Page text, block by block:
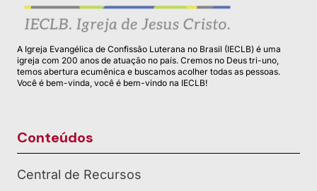
A Igreja Evangélica de Confissão Luterana no Brasil (IECLB) é uma
igreja com 200 anos de atuação no país. Cremos no Deus tri-uno,
temos abertura ecumênica e buscamos acolher todas as pessoas.
Você é bem-vinda, você é bem-vindo na IECLB!
Conteúdos
Central de Recursos